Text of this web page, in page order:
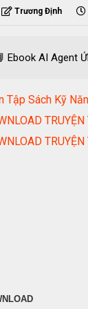
Trương Định
Ebook AI Agent
Tập Sách Kỹ